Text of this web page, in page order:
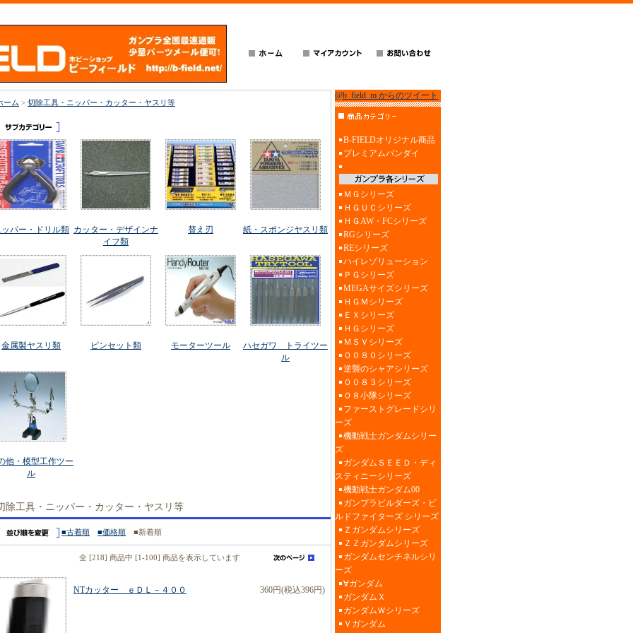
ーム > 切除工具・ニッパー・カッター・ヤスリ等
パー・ドリル類 カッター・デザインナ
イフ類
替え刃 紙・スポンジヤスリ類
金属製ヤスリ類 ピンセット類 モーターツール
ハセガワ トライツー
ル
他・模型工作ツー
ル
除工具・ニッパー・カッター・ヤスリ等
■古着順 ■価格順 ■新着順
全 [218] 商品中 [1-100] 商品を表示しています
NTカッター ｅＤＬ－４００ 360円(税込396円)
@b_field_m からのツイート
B-FIELDオリジナル商品
プレミアムバンダイ
ＭＧシリーズ
ＨＧＵＣシリーズ
ＨＧAW・FCシリーズ
RGシリーズ
REシリーズ
ハイレゾリューション
ＰＧシリーズ
MEGAサイズシリーズ
ＨＧＭシリーズ
ＥＸシリーズ
ＨＧシリーズ
ＭＳＶシリーズ
００８０シリーズ
逆襲のシャアシリーズ
００８３シリーズ
０８小隊シリーズ
ファーストグレードシリ
ーズ
機動戦士ガンダムシリー
ズ
ガンダムＳＥＥＤ・ディ
スティニーシリーズ
機動戦士ガンダム00
ガンプラビルダーズ・ビ
ルドファイターズ シリーズ
Ｚガンダムシリーズ
ＺＺガンダムシリーズ
ガンダムセンチネルシリ
ーズ
∀ガンダム
ガンダムＸ
ガンダムＷシリーズ
Ｖガンダム